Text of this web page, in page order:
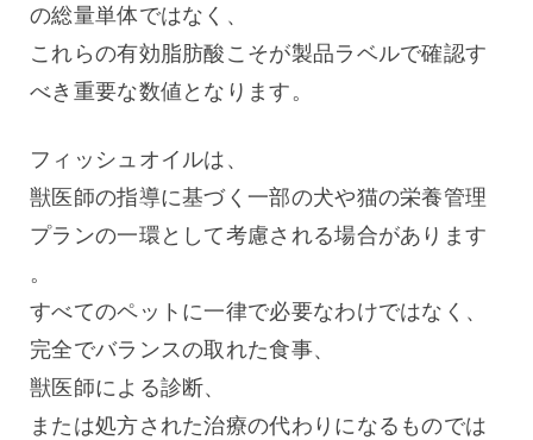
の総量単体ではなく、
これらの有効脂肪酸こそが製品ラベルで確認す
べき重要な数値となります。
フィッシュオイルは、
獣医師の指導に基づく一部の犬や猫の栄養管理
プランの一環として考慮される場合があります
。
すべてのペットに一律で必要なわけではなく、
完全でバランスの取れた食事、
獣医師による診断、
または処方された治療の代わりになるものでは